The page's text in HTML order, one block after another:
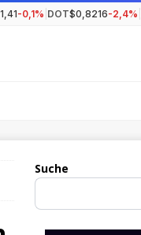
-0,1% DOT$0,8216-2,4%
Suche